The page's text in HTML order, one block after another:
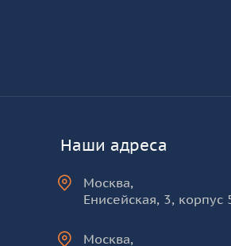
Наши адреса
Москва,
Енисейская, 3, корпус
Москва,